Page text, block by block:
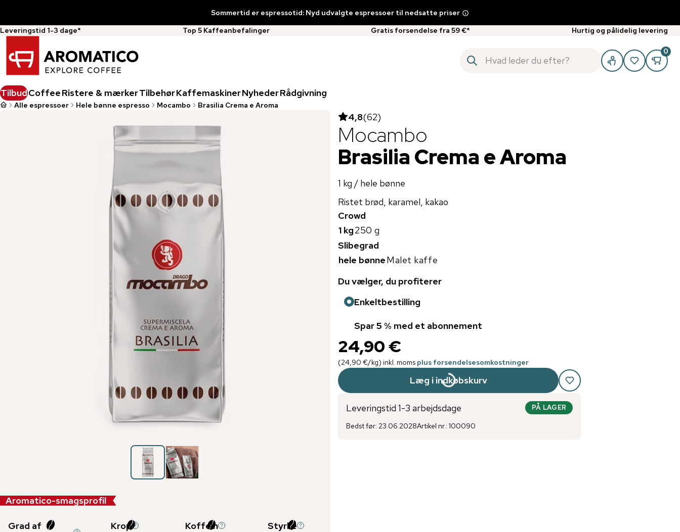
Sommertid er espressotid: Nyd udvalgte espressoer til nedsatte priser
Leveringstid 1-3 dage*
Top 5 Kaffeanbefalinger Gratis forsendelse fra 59 €* Hurtig og pålidelig levering
0
TilbudCoffeeRistere & mærkerTilbehørKaffemaskinerNyhederRådgivning
Alle espressoer Hele bønne espresso Mocambo Brasilia Crema e Aroma
Aromatico-smagsprofil
Grad af
Krop Koffein Styrke
4,8(62)
Mocambo
Brasilia Crema e Aroma
1 kg / hele bønne
Ristet brød, karamel, kakao
Crowd
1 kg250 g
Slibegrad
hele bønneMalet kaffe
Du vælger, du profiterer
Enkeltbestilling
Spar 5 % med et abonnement
24,90 €
(24,90 €/kg) inkl. moms plus forsendelsesomkostninger
Læg i indkøbskurv
Leveringstid 1-3 arbejdsdage PÅ LAGER
Bedst før: 23.06.2028Artikel nr.: 100090